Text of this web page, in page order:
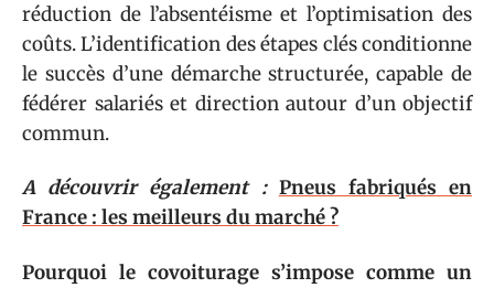
réduction de l’absentéisme et l’optimisation des
coûts. L’identification des étapes clés conditionne
le succès d’une démarche structurée, capable de
fédérer salariés et direction autour d’un objectif
commun.
A découvrir également : Pneus fabriqués en
France : les meilleurs du marché ?
Pourquoi le covoiturage s’impose comme un